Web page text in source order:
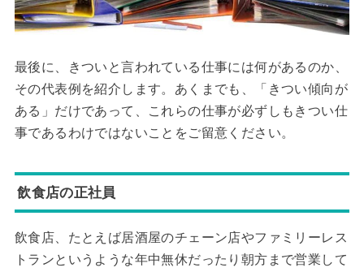
最後に、きついと言われている仕事には何があるのか、
その代表例を紹介します。あくまでも、「きつい傾向が
ある」だけであって、これらの仕事が必ずしもきつい仕
事であるわけではないことをご留意ください。
飲食店の正社員
飲食店、たとえば居酒屋のチェーン店やファミリーレス
トランというような年中無休だったり朝方まで営業して